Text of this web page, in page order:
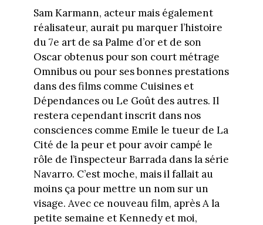
Sam Karmann, acteur mais également
réalisateur, aurait pu marquer l’histoire
du 7e art de sa Palme d’or et de son
Oscar obtenus pour son court métrage
Omnibus ou pour ses bonnes prestations
dans des films comme Cuisines et
Dépendances ou Le Goût des autres. Il
restera cependant inscrit dans nos
consciences comme Emile le tueur de La
Cité de la peur et pour avoir campé le
rôle de l’inspecteur Barrada dans la série
Navarro. C’est moche, mais il fallait au
moins ça pour mettre un nom sur un
visage. Avec ce nouveau film, après A la
petite semaine et Kennedy et moi,